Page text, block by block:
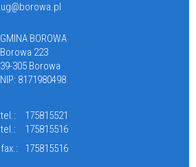
ug@borowa.pl
GMINA BOROWA
Borowa 223
39-305 Borowa
NIP: 8171980498
tel.:
175815521
tel.:
175815516
fax.:
175815516